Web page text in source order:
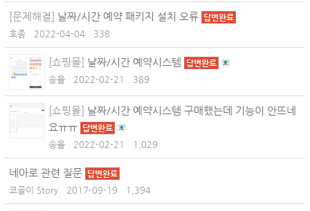
[문제해결] 날짜/시간 예약 패키지 설치 오류 답변완료
호종 2022-04-04 338
[쇼핑몰] 날짜/시간 예약시스템 답변완료
송율 2022-02-21 389
[쇼핑몰] 날짜/시간 예약시스템 구매했는데 기능이 안뜨네
요ㅠㅠ 답변완료
송율 2022-02-21 1,029
네아로 관련 질문 답변완료
코골이 Story 2017-09-19 1,394